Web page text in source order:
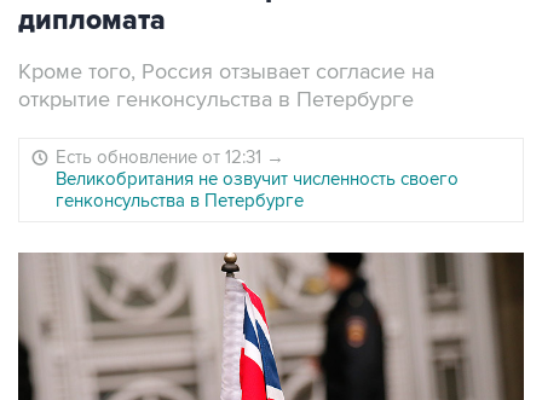
дипломата
Кроме того, Россия отзывает согласие на
открытие генконсульства в Петербурге
Есть обновление от 12:31 →
Великобритания не озвучит численность своего
генконсульства в Петербурге